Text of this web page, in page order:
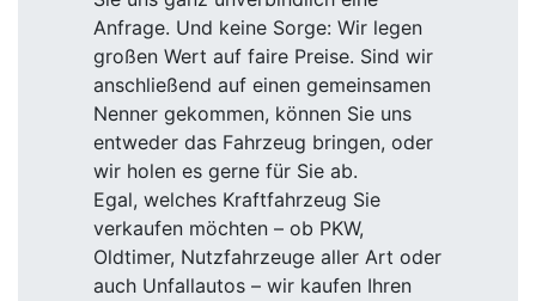
Anfrage. Und keine Sorge: Wir legen
großen Wert auf faire Preise. Sind wir
anschließend auf einen gemeinsamen
Nenner gekommen, können Sie uns
entweder das Fahrzeug bringen, oder
wir holen es gerne für Sie ab.
Egal, welches Kraftfahrzeug Sie
verkaufen möchten – ob PKW,
Oldtimer, Nutzfahrzeuge aller Art oder
auch Unfallautos – wir kaufen Ihren